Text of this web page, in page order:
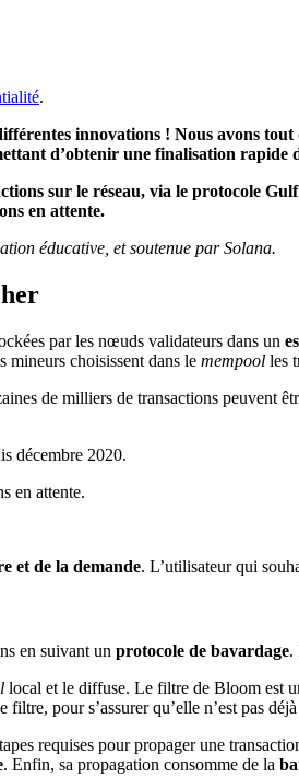
.
innovations ! Nous avons tout
d’obtenir une finalisation rapide
sur le réseau, via le protocole
en attente.
éducative, et soutenue par Solana.
par les nœuds validateurs dans un
mineurs choisissent dans le mempool les
de milliers de transactions peuvent
décembre 2020.
en attente.
et de la demande. L’utilisateur qui
en suivant un protocole de bavardage.
local et le diffuse. Le filtre de Bloom est
pour s’assurer qu’elle n’est pas
requises pour propager une
. Enfin, sa propagation consomme de la